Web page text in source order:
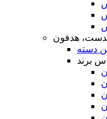
هدفون
دسته
برند